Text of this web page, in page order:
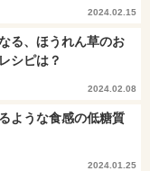
2024.02.15
る、ほうれん草のお
シピは？
2024.02.08
ような食感の低糖質
2024.01.25